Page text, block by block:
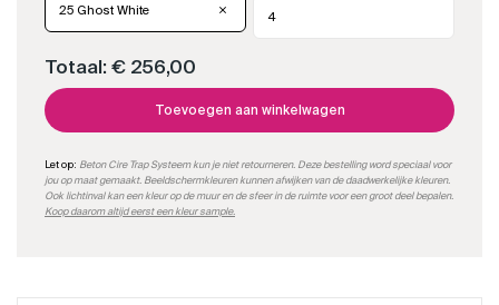
25 Ghost White
Totaal: € 256,00
Toevoegen aan winkelwagen
Let op: Beton Cire Trap Systeem kun je niet retourneren. Deze bestelling word speciaal voor
jou op maat gemaakt. Beeldschermkleuren kunnen afwijken van de daadwerkelijke kleuren.
Ook lichtinval kan een kleur op de muur en de sfeer in de ruimte voor een groot deel bepalen.
Koop daarom altijd eerst een kleur sample.